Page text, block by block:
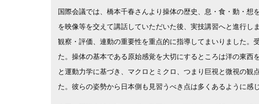
国際会議では、橋本千春さんより操体の歴史、息・食・動・
を映像等を交えて講話していただいた後、実技講習へと進行
観察・評価、連動の重要性を重点的に指導してまいりました
た。操体の基本である原始感覚を大切にするところは洋の東
と運動力学に基づき、マクロとミクロ、つまり巨視と微視の
た。彼らの姿勢から日本側も見習うべき点は多くあるように感じ